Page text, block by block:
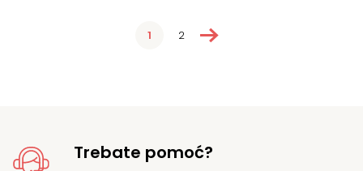
1 2→
Trebate pomoć?